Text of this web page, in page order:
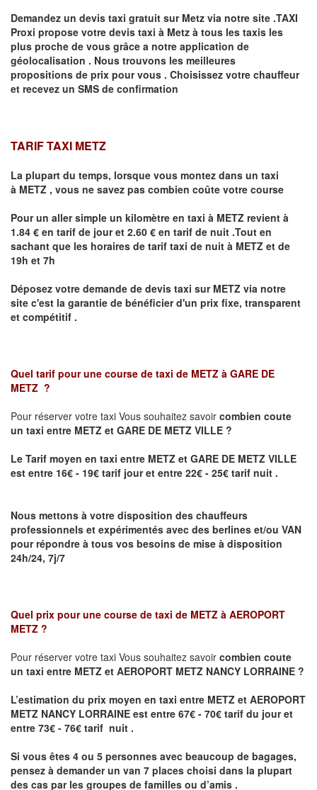
Demandez un devis taxi gratuit sur Metz via notre site .TAXI
Proxi propose votre devis taxi à Metz à tous les taxis les
plus proche de vous grâce a notre application de
géolocalisation . Nous trouvons les meilleures
propositions de prix pour vous . Choisissez votre chauffeur
et recevez un SMS de confirmation
TARIF TAXI METZ
La plupart du temps, lorsque vous montez dans un taxi
à METZ , vous ne savez pas combien coûte votre course
Pour un aller simple un kilomètre en taxi à METZ revient à
1.84 € en tarif de jour et 2.60 € en tarif de nuit .Tout en
sachant que les horaires de tarif taxi de nuit à METZ et de
19h et 7h
Déposez votre demande de devis taxi sur METZ via notre
site c'est la garantie de bénéficier d'un prix fixe, transparent
et compétitif .
Quel tarif pour une course de taxi de METZ à GARE DE
METZ ?
Pour réserver votre taxi Vous souhaitez savoir combien coute
un taxi entre METZ et GARE DE METZ VILLE ?
Le Tarif moyen en taxi entre METZ et GARE DE METZ VILLE
est entre 16€ - 19€ tarif jour et entre 22€ - 25€ tarif nuit .
Nous mettons à votre disposition des chauffeurs
professionnels et expérimentés avec des berlines et/ou VAN
pour répondre à tous vos besoins de mise à disposition
24h/24, 7j/7
Quel prix pour une course de taxi de METZ à AEROPORT
METZ ?
Pour réserver votre taxi Vous souhaitez savoir combien coute
un taxi entre METZ et AEROPORT METZ NANCY LORRAINE ?
L’estimation du prix moyen en taxi entre METZ et AEROPORT
METZ NANCY LORRAINE est entre 67€ - 70€ tarif du jour et
entre 73€ - 76€ tarif nuit .
Si vous êtes 4 ou 5 personnes avec beaucoup de bagages,
pensez à demander un van 7 places choisi dans la plupart
des cas par les groupes de familles ou d’amis .